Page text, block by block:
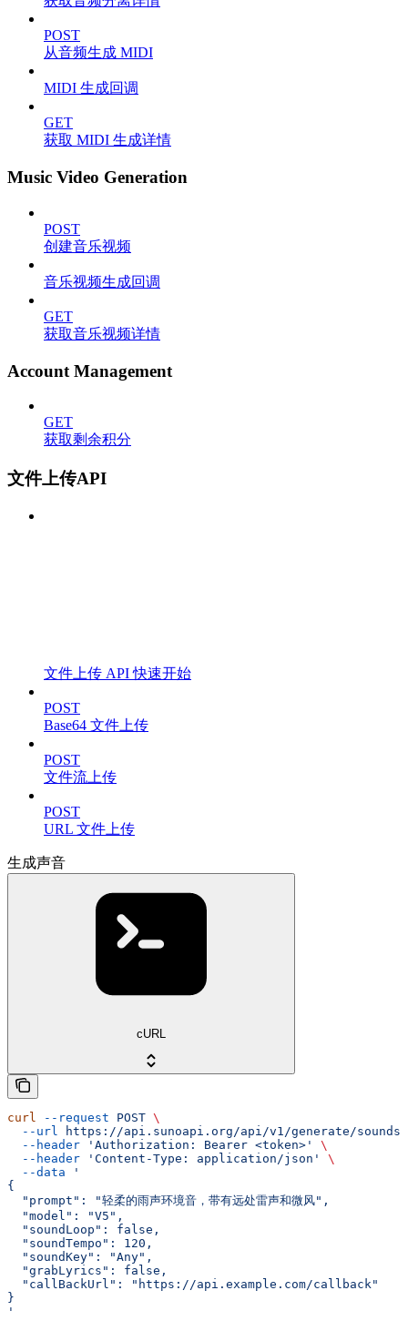
POST
从音频生成 MIDI
MIDI 生成回调
GET
获取 MIDI 生成详情
Music Video Generation
POST
创建音乐视频
音乐视频生成回调
GET
获取音乐视频详情
Account Management
GET
获取剩余积分
文件上传API
文件上传 API 快速开始
POST
Base64 文件上传
POST
文件流上传
POST
URL 文件上传
生成声音
cURL
curl --request POST \
  --url
https://api.sunoapi.org/api/v1/generate/sounds
  --header
'Authorization: Bearer <token>'
\
  --header
'Content-Type: application/json'
\
  --data
'
{
  "prompt": "轻柔的雨声环境音，带有远处雷声和微风",
  "model": "V5",
  "soundLoop": false,
  "soundTempo": 120,
  "soundKey": "Any",
  "grabLyrics": false,
  "callBackUrl": "https://api.example.com/callback"
}
'